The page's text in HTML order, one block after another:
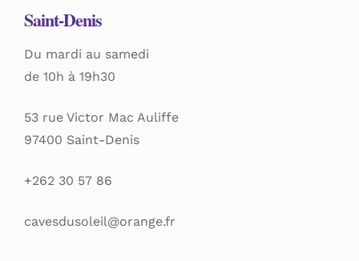
Saint-Denis
Du mardi au samedi
de 10h à 19h30
53 rue Victor Mac Auliffe
97400 Saint-Denis
+262 30 57 86
cavesdusoleil@orange.fr